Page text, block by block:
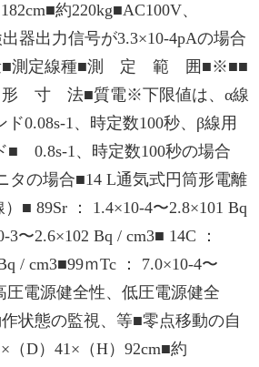
約220kg■AC100V、
器出力信号が3.3×10-4pAの場合
■測定線種■測 定 範 囲■※■■
寸 法■質電※下限値は、α線
0.08s-1、時定数100秒、β線用
■ 0.8s-1、時定数100秒の場合
の場合■14 L通気式円筒形電離
■ 89Sr ： 1.4×10-4〜2.8×101 Bq
〜2.6×102 Bq / cm3■ 14C ：
/ cm3■99ｍTc ： 7.0×10-4〜
圧電源健全性、低圧電源健全
状態の監視、等■零点移動の自
（D）41×（H）92cm■約